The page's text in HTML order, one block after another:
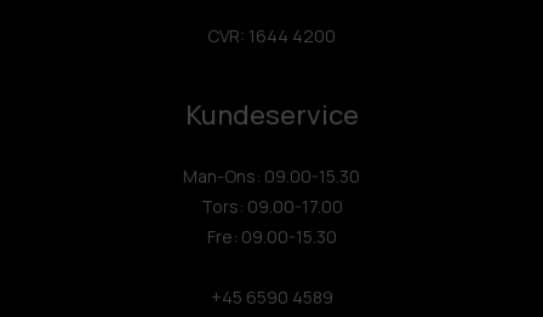
CVR: 1644 4200
Kundeservice
Man-Ons: 09.00-15.30
Tors: 09.00-17.00
Fre: 09.00-15.30
+45 6590 4589